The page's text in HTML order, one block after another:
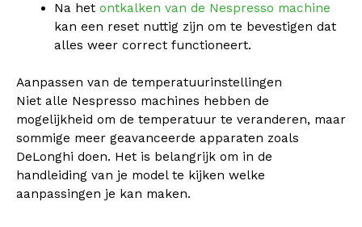
Na het ontkalken van de Nespresso machine
kan een reset nuttig zijn om te bevestigen dat
alles weer correct functioneert.
Aanpassen van de temperatuurinstellingen
Niet alle Nespresso machines hebben de
mogelijkheid om de temperatuur te veranderen, maar
sommige meer geavanceerde apparaten zoals
DeLonghi doen. Het is belangrijk om in de
handleiding van je model te kijken welke
aanpassingen je kan maken.